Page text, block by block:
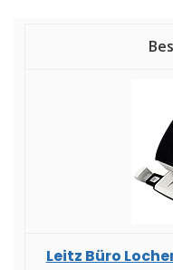
Leitz Büro